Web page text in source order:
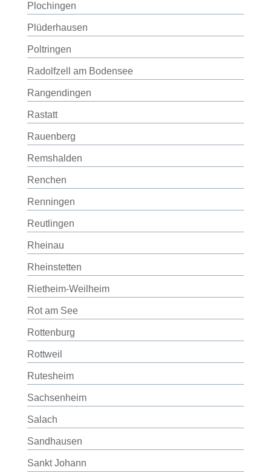
Plochingen
Plüderhausen
Poltringen
Radolfzell am Bodensee
Rangendingen
Rastatt
Rauenberg
Remshalden
Renchen
Renningen
Reutlingen
Rheinau
Rheinstetten
Rietheim-Weilheim
Rot am See
Rottenburg
Rottweil
Rutesheim
Sachsenheim
Salach
Sandhausen
Sankt Johann